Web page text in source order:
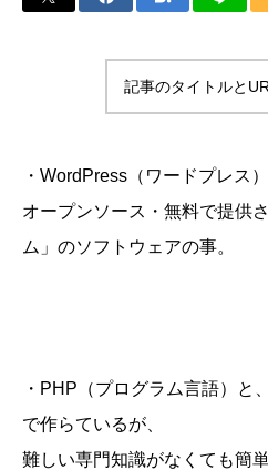
記事のタイトルと
・WordPress（ワードプレス）
オープンソース・無料で提供
ム」のソフトウェアの事。
・PHP（プログラム言語）と
で作らているが、
難しい専門知識がなくても簡